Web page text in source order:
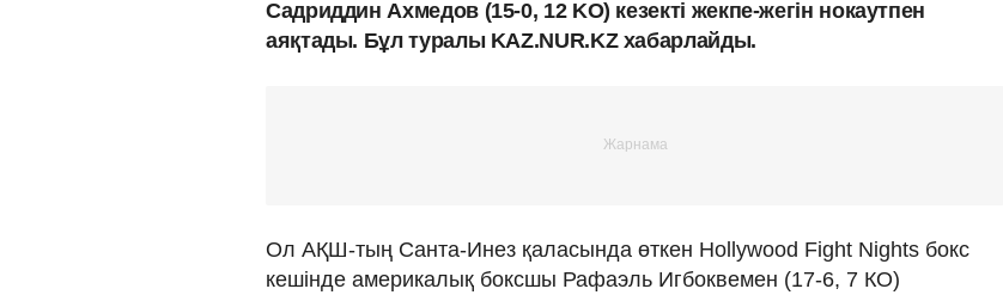
Садриддин Ахмедов (15-0, 12 KO) кезекті жекпе-жегін нокаутпен
аяқтады. Бұл туралы KAZ.NUR.KZ хабарлайды.
Ол АҚШ-тың Санта-Инез қаласында өткен Hollywood Fight Nights бокс
кешінде америкалық боксшы Рафаэль Игбоквемен (17-6, 7 КО)